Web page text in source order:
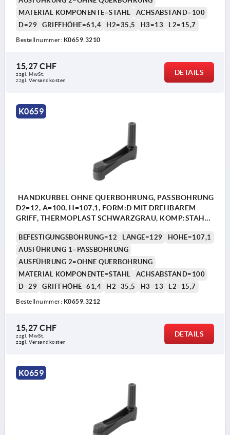
MATERIAL KOMPONENTE=STAHL
ACHSABSTAND=100
D=29
GRIFFHÖHE=61,4 H2=35,5 H3=13 L2=15,7
Bestellnummer: K0659.3210
15,27 CHF
zzgl. MwSt.
zzgl. Versandkosten
DETAILS
K0659
HANDKURBEL OHNE QUERBOHRUNG, PASSBOHRUNG
D2=12, A=100, H=107,1, FORM:D MIT DREHBAREM
GRIFF, THERMOPLAST SCHWARZGRAU, KOMP:STAHL
BEFESTIGUNGSBOHRUNG=12 LÄNGE=129
HÖHE=107,1
AUSFÜHRUNG 1=PASSBOHRUNG
AUSFÜHRUNG 2=OHNE QUERBOHRUNG
MATERIAL KOMPONENTE=STAHL
ACHSABSTAND=100
D=29
GRIFFHÖHE=61,4 H2=35,5 H3=13 L2=15,7
Bestellnummer: K0659.3212
15,27 CHF
zzgl. MwSt.
zzgl. Versandkosten
DETAILS
K0659